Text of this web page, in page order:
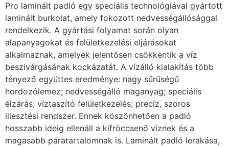
Pro laminált padló egy speciális technológiával gyártott
laminált burkolat, amely fokozott nedvességállósággal
rendelkezik. A gyártási folyamat során olyan
alapanyagokat és felületkezelési eljárásokat
alkalmaznak, amelyek jelentősen csökkentik a víz
beszivárgásának kockázatát. A vízálló kialakítás több
tényező együttes eredménye: nagy sűrűségű
hordozólemez; nedvességálló maganyag; speciális
élzárás; víztaszító felületkezelés; precíz, szoros
illesztési rendszer. Ennek köszönhetően a padló
hosszabb ideig ellenáll a kifröccsenő víznek és a
magasabb páratartalomnak is. Laminált padló lerakása,